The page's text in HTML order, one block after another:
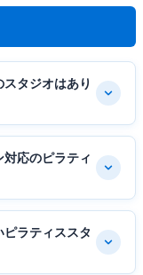
タジオはあり
応のピラティ
ラティススタ